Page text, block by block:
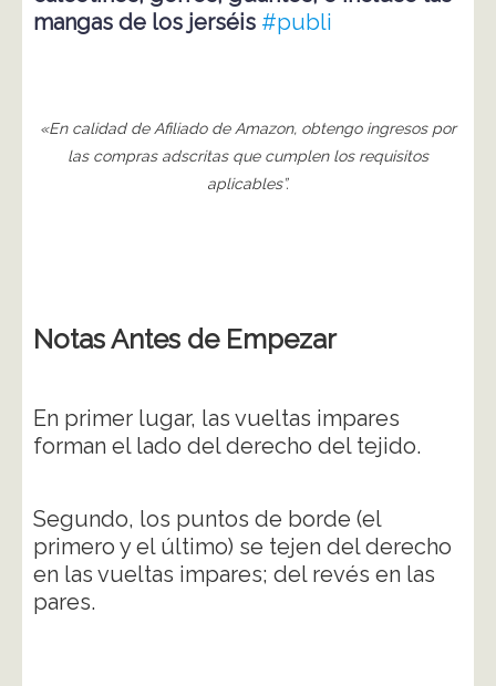
mangas de los jerséis #publi
«En calidad de Afiliado de Amazon, obtengo ingresos por
las compras adscritas que cumplen los requisitos
aplicables”.
Notas Antes de Empezar
En primer lugar, las vueltas impares
forman el lado del derecho del tejido.
Segundo, los puntos de borde (el
primero y el último) se tejen del derecho
en las vueltas impares; del revés en las
pares.